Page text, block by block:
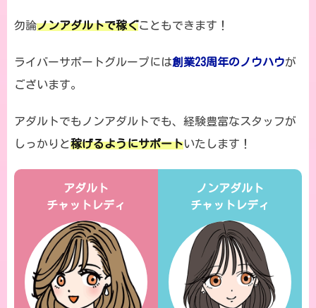
勿論ノンアダルトで稼ぐこともできます！
ライバーサポートグループには創業23周年のノウハウが
ございます。
アダルトでもノンアダルトでも、経験豊富なスタッフが
しっかりと稼げるようにサポートいたします！
アダルト
チャットレディ
ノンアダルト
チャットレディ